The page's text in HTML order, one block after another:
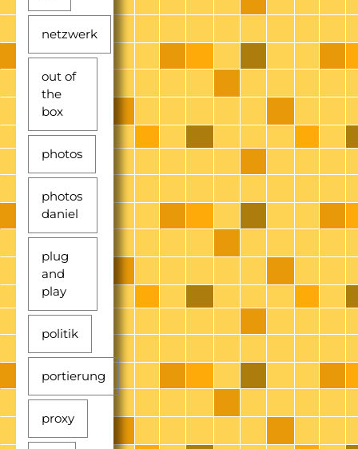
netzwerk
out of
the
box
photos
photos
daniel
plug
and
play
politik
portierung
proxy